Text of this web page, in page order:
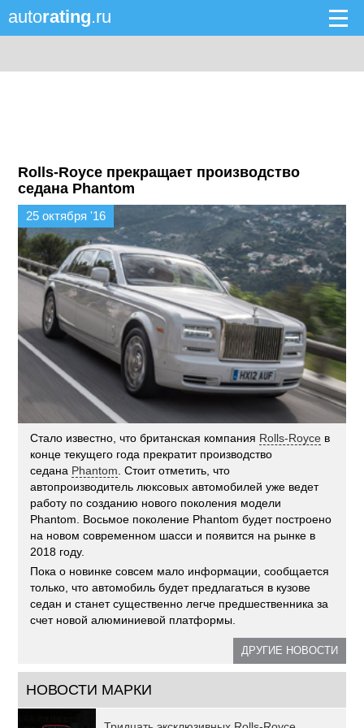
autorating.ru
Rolls-Royce прекращает производство
седана Phantom
25 октября '16
Стало известно, что британская компания Rolls-Royce в
конце текущего года прекратит производство
седана Phantom . Стоит отметить, что
автопроизводитель люксовых автомобилей уже ведет
работу по созданию нового поколения модели
Phantom. Восьмое поколение Phantom будет построено
на новом современном шасси и появится на рынке в
2018 году.
Пока о новинке совсем мало информации, сообщается
только, что автомобиль будет предлагаться в кузове
седан и станет существенно легче предшественника за
счет новой алюминиевой платформы.
ДРУГИЕ НОВОСТИ
НОВОСТИ МАРКИ